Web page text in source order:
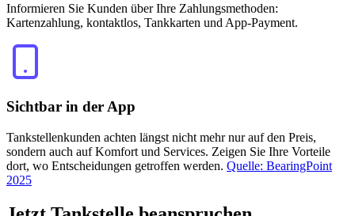
Informieren Sie Kunden über Ihre Zahlungsmethoden:
Kartenzahlung, kontaktlos, Tankkarten und App-Payment.
Sichtbar in der App
Tankstellenkunden achten längst nicht mehr nur auf den Preis,
sondern auch auf Komfort und Services. Zeigen Sie Ihre Vorteile
dort, wo Entscheidungen getroffen werden. Quelle: BearingPoint
2025